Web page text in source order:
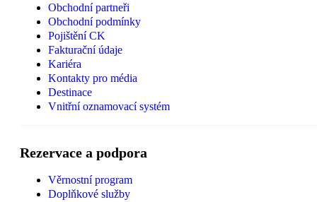
Obchodní partneři
Obchodní podmínky
Pojištění CK
Fakturační údaje
Kariéra
Kontakty pro média
Destinace
Vnitřní oznamovací systém
Rezervace a podpora
Věrnostní program
Doplňkové služby